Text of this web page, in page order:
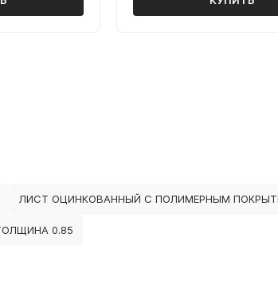
ЛИСТ ОЦИНКОВАННЫЙ С ПОЛИМЕРНЫМ
0.85